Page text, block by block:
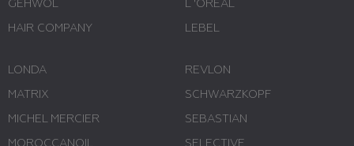
GEHWOL
HAIR COMPANY
L 'ОREAL
LEBEL
LONDA
MATRIX
MICHEL MERCIER
MOROCCANOIL
REVLON
SCHWARZKOPF
SEBASTIAN
SELECTIVE